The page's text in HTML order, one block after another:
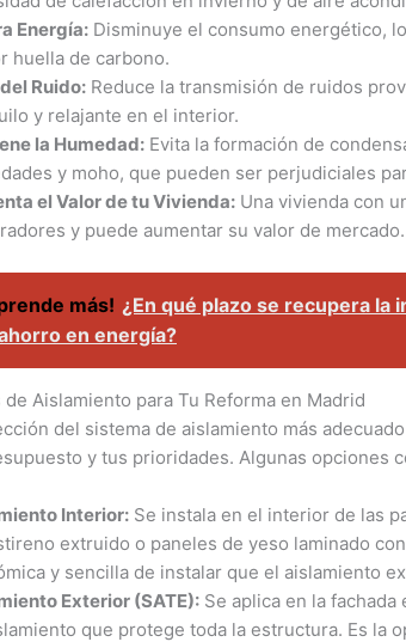
Energía: Disminuye el consumo energético,
huella de carbono.
Ruido: Reduce la transmisión de ruidos
y relajante en el interior.
la Humedad: Evita la formación de
y moho, que pueden ser perjudiciales
el Valor de tu Vivienda: Una vivienda con
y puede aumentar su valor de mercado.
más! ¿En qué plazo se recupera la
en energía?
de Aislamiento para Tu Reforma en Madrid
del sistema de aislamiento más
y tus prioridades. Algunas opciones
Interior: Se instala en el interior de las
extruido o paneles de yeso laminado
y sencilla de instalar que el aislamiento
Exterior (SATE): Se aplica en la
que protege toda la estructura. Es la